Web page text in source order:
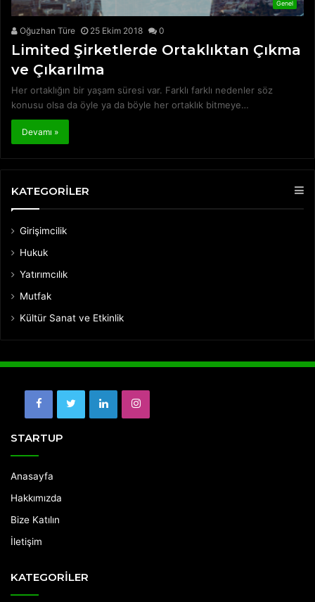
Genel
Oğuzhan Türe 25 Ekim 2018 0
Limited Şirketlerde Ortaklıktan Çıkma
ve Çıkarılma
Her ortaklığın bir yaşam süresi var. Farklı farklı nedenler söz
konusu olsa da öyle ya da böyle her ortaklık bitmeye…
Devamı »
KATEGORİLER
Girişimcilik
Hukuk
Yatırımcılık
Mutfak
Kültür Sanat ve Etkinlik
FacebookTwitterLinkedInInstagram
STARTUP
Anasayfa
Hakkımızda
Bize Katılın
İletişim
KATEGORİLER